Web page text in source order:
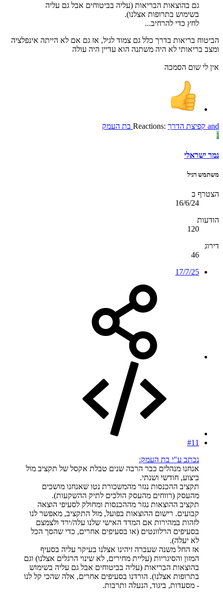
גם בהוצאות הבריאות (עליה בביטוחים אבל גם עליה
בשימוש בתרופות אצלנו).
לחץ כדי להרחיב...
הביטוח בריאות בדרך כלל גם צמוד לגיל, אז גם אם לא הייתה אינפלציה
ומצב בריאותי לא היה משתנה הוא עדיין היה עולה
אין לי שום הסמכה
Reactions: קפיצת הדרך and
בת העמק
נ
נמר ישראלי
משתמש רגיל
הצטרף ב
16/6/24
הודעות
120
דירוג
46
17/7/25
#11
נכתב ע"י בת העמק:
אנחנו מנהלים כבר הרבה שנים טבלת אקסל של תקציב מול
ביצוע, חודשי ושנתי.
תקציב ההכנסות נגזר מהמשכורת נטו שאנחנו מושכים
מהעסק (רווחים מהעסק הולכים לתיק ההשקעות).
תקציב ההוצאות נגזר מההכנסות ומחולק לסעיפי הוצאה
קבועים. רישום ההוצאות בפועל, מול התקציב, מאפשר לנו
לזהות במהירות אם המדד האישי שלנו עלה/ירד ולצמצם
בסעיפים הרלוונטים (או בסעיפים אחרים, כדי שהסך הכל
לא יעלה).
אז החל משנה שעברה זיהינו אצלנו בעיקר עליה בסעיף
המזון והסיגריות (עליית מחירים, לא שינוי הרגלים אצלנו) וגם
בהוצאות הבריאות (עליה בביטוחים אבל גם עליה בשימוש
בתרופות אצלנו). הורדנו בסעיפים אחרים, אלה שהכי קל לנו
- מסעדות, ביגוד, הנעלה ותרבות.